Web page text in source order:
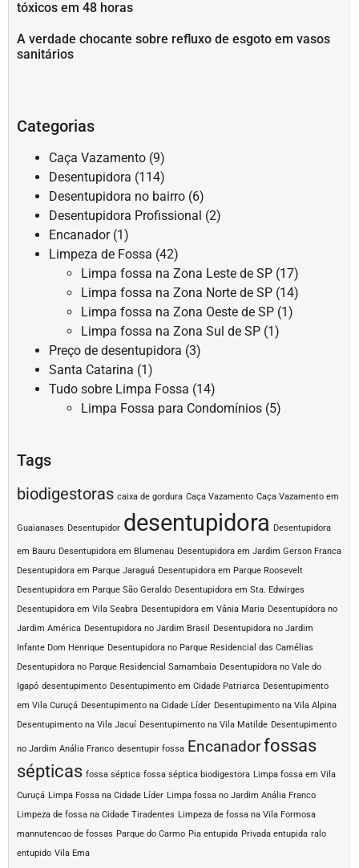
tóxicos em 48 horas
A verdade chocante sobre refluxo de esgoto em vasos
sanitários
Categorias
Caça Vazamento (9)
Desentupidora (114)
Desentupidora no bairro (6)
Desentupidora Profissional (2)
Encanador(1)
Limpeza de Fossa (42)
Limpa fossa na Zona Leste de SP (17)
Limpa fossa na Zona Norte de SP (14)
Limpa fossa na Zona Oeste de SP (1)
Limpa fossa na Zona Sul de SP (1)
Preço de desentupidora (3)
Santa Catarina (1)
Tudo sobre Limpa Fossa (14)
Limpa Fossa para Condomínios (5)
Tags
biodigestoras caixa de gordura Caça Vazamento Caça Vazamento em
Guaianases Desentupidor desentupidora Desentupidora
em Bauru Desentupidora em Blumenau Desentupidora em Jardim Gerson Franca
Desentupidora em Parque Jaraguá Desentupidora em Parque Roosevelt
Desentupidora em Parque São Geraldo Desentupidora em Sta. Edwirges
Desentupidora em Vila Seabra Desentupidora em Vânia Maria Desentupidora no
Jardim América Desentupidora no Jardim Brasil
Desentupidora no Jardim
Infante Dom Henrique Desentupidora no Parque Residencial das Camélias
Desentupidora no Parque Residencial Samambaia Desentupidora no Vale do
Igapó desentupimento Desentupimento em Cidade Patriarca Desentupimento
em Vila Curuçá Desentupimento na Cidade Líder Desentupimento na Vila Alpina
Desentupimento na Vila Jacuí Desentupimento na Vila Matilde Desentupimento
no Jardim Anália Franco desentupir fossa Encanadorfossas
sépticas fossa séptica fossa séptica biodigestora Limpa fossa em Vila
Curuçá Limpa Fossa na Cidade Líder Limpa fossa no Jardim Anália Franco
Limpeza de fossa na Cidade Tiradentes Limpeza de fossa na Vila Formosa
mannutencao de fossas Parque do Carmo Pia entupida Privada entupida ralo
entupido Vila Ema